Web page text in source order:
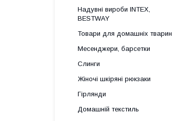
Надувні вироби INTEX,
BESTWAY
Товари для домашніх тварин
Месенджери, барсетки
Слинги
Жіночі шкіряні рюкзаки
Гірлянди
Домашній текстиль